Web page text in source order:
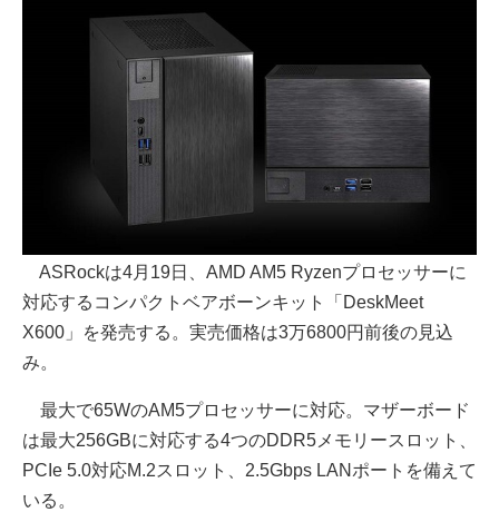
ASRockは4月19日、AMD AM5 Ryzenプロセッサーに
対応するコンパクトベアボーンキット「DeskMeet
X600」を発売する。実売価格は3万6800円前後の見込
み。
最大で65WのAM5プロセッサーに対応。マザーボード
は最大256GBに対応する4つのDDR5メモリースロット、
PCIe 5.0対応M.2スロット、2.5Gbps LANポートを備えて
いる。